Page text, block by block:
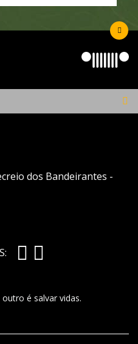
dos Bandeirantes -
é salvar vidas.